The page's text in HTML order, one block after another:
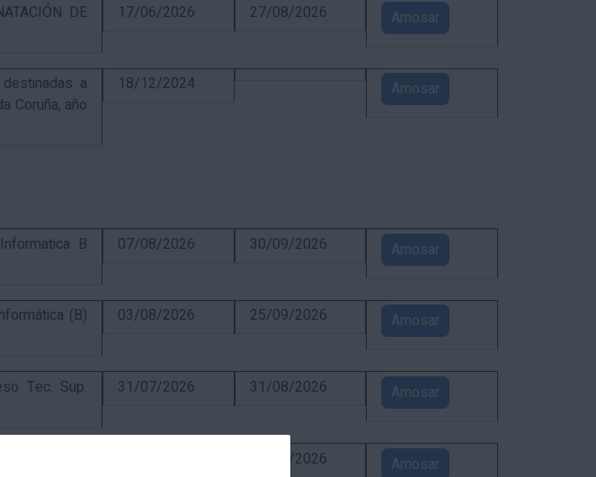
DE
17/06/2026 27/08/2026 Amosar
a
Coruña, año
18/12/2024 Amosar
B
07/08/2026 30/09/2026 Amosar
(B)
03/08/2026 25/09/2026 Amosar
Tec. Sup.
31/07/2026 31/08/2026 Amosar
24/08/2026 Amosar